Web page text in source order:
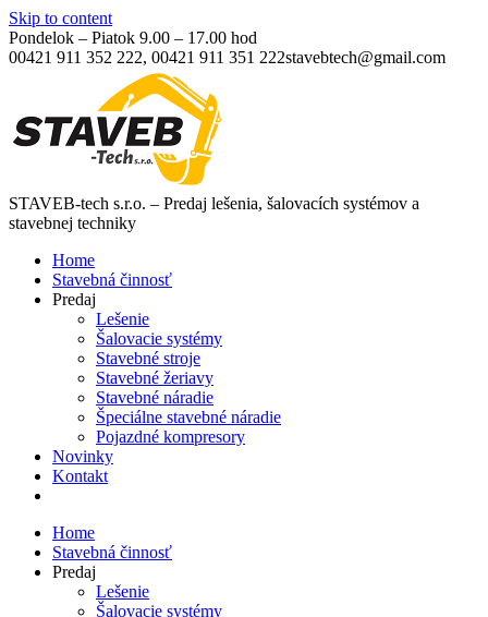
Skip to content
Pondelok – Piatok 9.00 – 17.00 hod
00421 911 352 222, 00421 911 351 222stavebtech@gmail.com
STAVEB-tech s.r.o. – Predaj lešenia, šalovacích systémov a
stavebnej techniky
Home
Stavebná činnosť
Predaj
Lešenie
Šalovacie systémy
Stavebné stroje
Stavebné žeriavy
Stavebné náradie
Špeciálne stavebné náradie
Pojazdné kompresory
Novinky
Kontakt
Home
Stavebná činnosť
Predaj
Lešenie
Šalovacie systémy